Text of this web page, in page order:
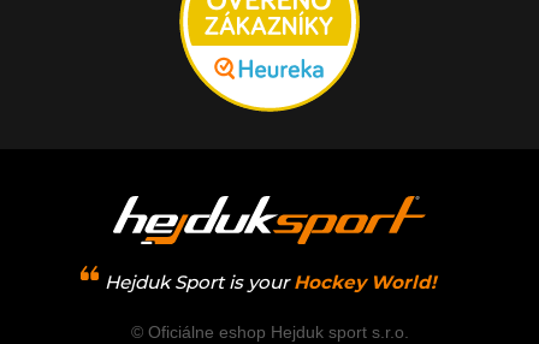
Hejduk Sport is your Hockey World!
© Oficiálne eshop Hejduk sport s.r.o.